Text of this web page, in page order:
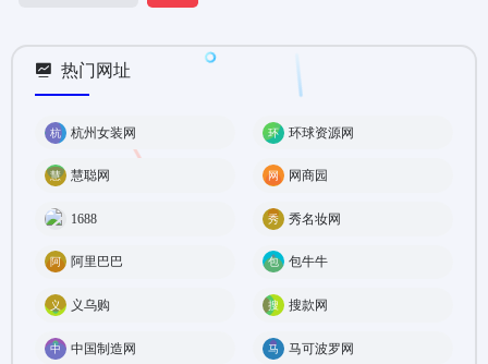
热门网址
杭州女装网 环球资源网
慧聪网 网商园
1688 秀名妆网
阿里巴巴 包牛牛
义乌购 搜款网
中国制造网 马可波罗网